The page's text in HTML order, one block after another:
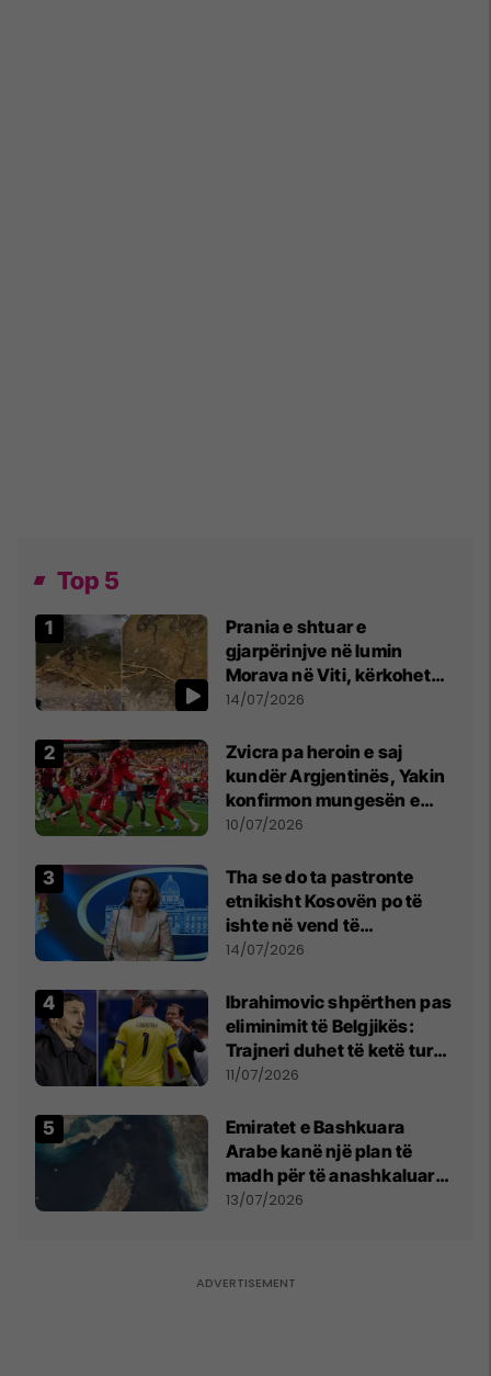
Top 5
Prania e shtuar e
gjarpërinjve në lumin
Morava në Viti, kërkohet
kujdes nga qytetarët
14/07/2026
Zvicra pa heroin e saj
kundër Argjentinës, Yakin
konfirmon mungesën e
madhe
10/07/2026
Tha se do ta pastronte
etnikisht Kosovën po të
ishte në vend të
Millosheviqit, Lëvizja e
kërkon shkarkimin e
menjëhershëm të
Snezhana Paunoviq
14/07/2026
Ibrahimovic shpërthen pas
eliminimit të Belgjikës:
Trajneri duhet të ketë turp,
ai lojtar se meritoi të luante
11/07/2026
Emiratet e Bashkuara
Arabe kanë një plan të
madh për të anashkaluar
Ngushticën e Hormuzit
13/07/2026